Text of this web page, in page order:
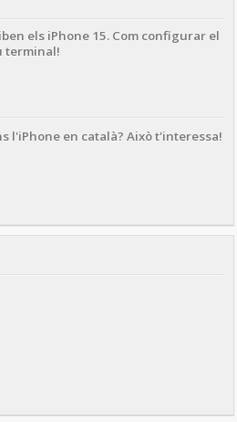
els iPhone 15. Com configurar el
terminal!
l'iPhone en català? Això t'interessa!